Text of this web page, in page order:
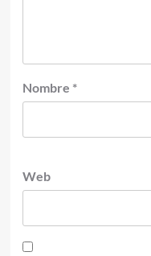
Nombre *
Web